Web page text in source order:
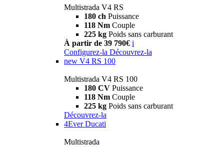
Multistrada V4 RS
180 ch Puissance
118 Nm Couple
225 kg Poids sans carburant
À partir de 39 790€ i
Configurez-la Découvrez-la
new V4 RS 100
Multistrada V4 RS 100
180 CV Puissance
118 Nm Couple
225 kg Poids sans carburant
Découvrez-la
4Ever Ducati
Multistrada